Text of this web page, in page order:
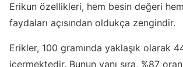
Erikun özellikleri, hem besin değeri
faydaları açısından oldukça zengindir.
Erikler, 100 gramında yaklaşık olarak
içermektedir. Bunun yanı sıra, %87